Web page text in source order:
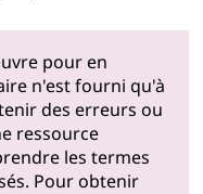
pour en
n'est fourni qu'à
des erreurs ou
ressource
les termes
Pour obtenir